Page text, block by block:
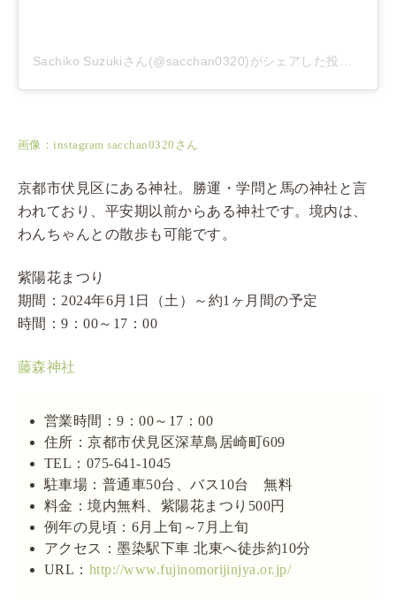
画像：instagram sacchan0320さん
京都市伏見区にある神社。勝運・学問と馬の神社と言
われており、平安期以前からある神社です。境内は、
わんちゃんとの散歩も可能です。
紫陽花まつり
期間：2024年6月1日（土）～約1ヶ月間の予定
時間：9：00～17：00
藤森神社
営業時間：9：00～17：00
住所：京都市伏見区深草鳥居崎町609
TEL：075-641-1045
駐車場：普通車50台、バス10台 無料
料金：境内無料、紫陽花まつり500円
例年の見頃：6月上旬～7月上旬
アクセス：墨染駅下車 北東へ徒歩約10分
URL： http://www.fujinomorijinjya.or.jp/